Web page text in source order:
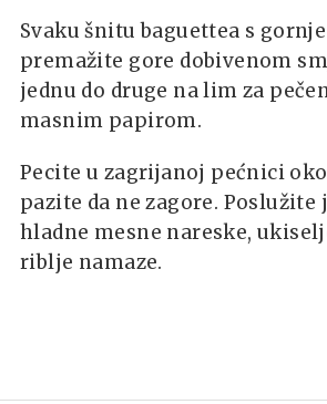
Svaku šnitu baguettea s
premažite gore dobivenom
jednu do druge na lim za
masnim papirom.
Pecite u zagrijanoj pećnici
pazite da ne zagore. Poslužite
hladne mesne nareske,
riblje namaze.